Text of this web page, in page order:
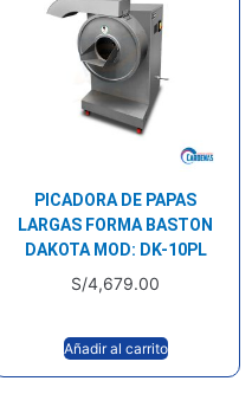
PICADORA DE PAPAS
LARGAS FORMA BASTON
DAKOTA MOD: DK-10PL
S/4,679.00
Añadir al carrito